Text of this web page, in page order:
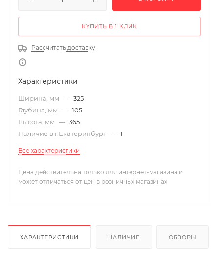
КУПИТЬ В 1 КЛИК
Рассчитать доставку
Характеристики
Ширина, мм — 325
Глубина, мм — 105
Высота, мм — 365
Наличие в г.Екатеринбург — 1
Все характеристики
Цена действительна только для интернет-магазина и
может отличаться от цен в розничных магазинах
ХАРАКТЕРИСТИКИ НАЛИЧИЕ ОБЗОРЫ